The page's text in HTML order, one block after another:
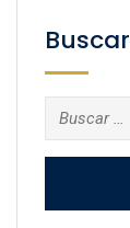
Buscar
Buscar: